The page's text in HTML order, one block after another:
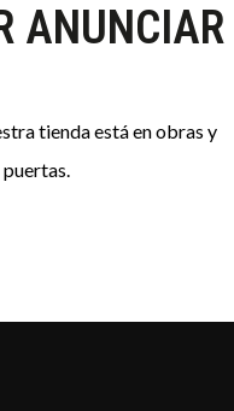
ANUNCIAR
tienda está en obras y